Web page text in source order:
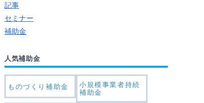
記事
セミナー
補助金
人気補助金
ものづくり補助金
小規模事業者持続
補助金